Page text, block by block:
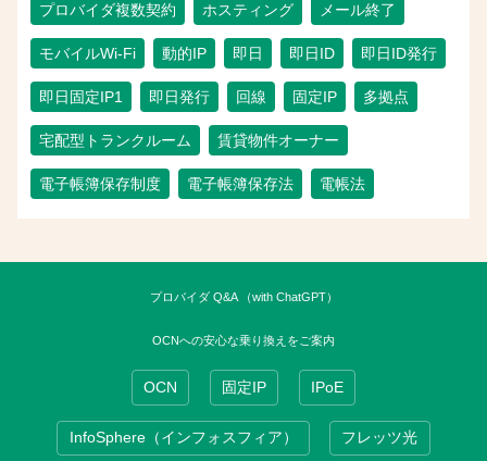
プロバイダ複数契約 ホスティング メール終了
モバイルWi-Fi 動的IP 即日 即日ID 即日ID発行
即日固定IP1 即日発行 回線 固定IP 多拠点
宅配型トランクルーム 賃貸物件オーナー
電子帳簿保存制度 電子帳簿保存法 電帳法
プロバイダ Q&A （with ChatGPT）
OCNへの安心な乗り換えをご案内
OCN 固定IP IPoE
InfoSphere（インフォスフィア） フレッツ光